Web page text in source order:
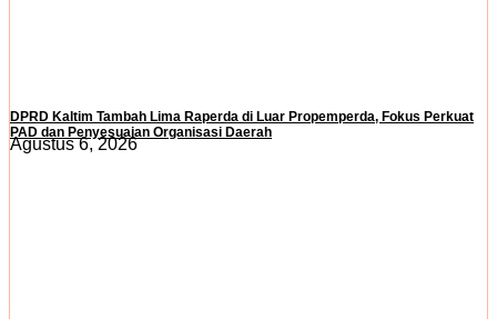
DPRD Kaltim Tambah Lima Raperda di Luar Propemperda, Fokus Perkuat
PAD dan Penyesuaian Organisasi Daerah
Agustus 6, 2026